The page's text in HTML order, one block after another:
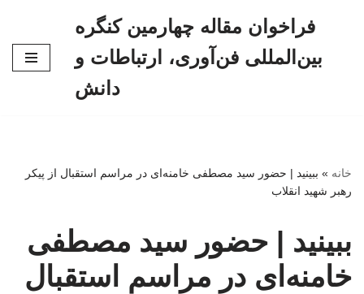
فراخوان مقاله چهارمین کنگره
بین‌المللی فن‌آوری، ارتباطات و
دانش
خانه » ببینید | حضور سید مصطفی خامنه‌ای در مراسم استقبال از پیکر
رهبر شهید انقلاب
ببینید | حضور سید مصطفی
خامنه‌ای در مراسم استقبال